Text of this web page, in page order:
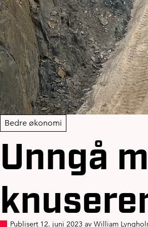
Bedre økonomi
Unngå
Publisert 12. juni 2023 av William